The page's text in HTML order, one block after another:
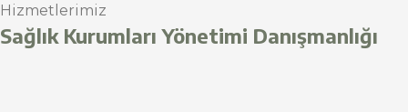
Hizmetlerimiz
Sağlık Kurumları Yönetimi Danışmanlığı